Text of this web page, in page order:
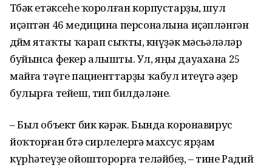
Төбәк етәксеһе ҡоролған корпустарҙы, шул
иҫәптән 46 медицина персоналына иҫәпләнгән
дөйөм ятаҡты ҡарап сыҡты, көнүҙәк мәсьәләләр
буйынса фекер алышты. Ул, яңы дауахана 25
майға тәүге пациенттарҙы ҡабул итеүгә әҙер
булырға тейеш, тип билдәләне.
– Был объект бик кәрәк. Бында коронавирус
йоҡторған бөтә сирлелергә махсус ярҙам
күрһәтеүҙе ойошторорға теләйбеҙ, – тине Радий